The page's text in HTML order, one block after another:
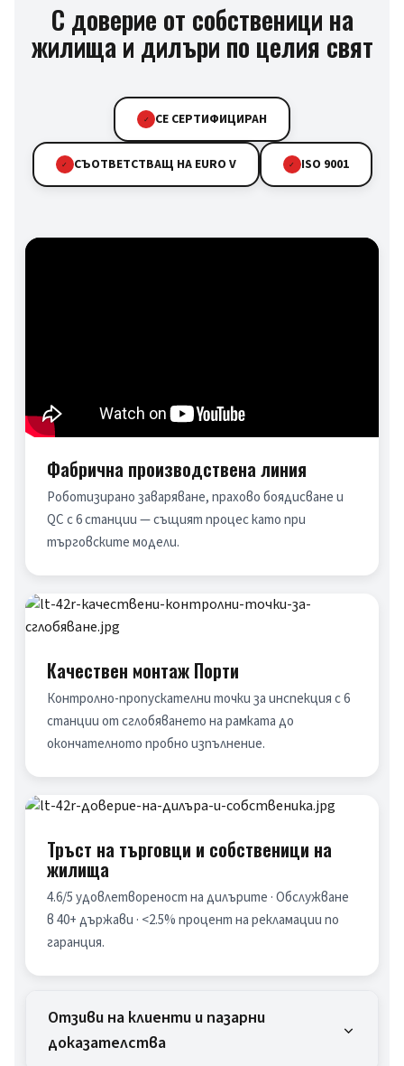
С доверие от собственици на
жилища и дилъри по целия свят
✓ CE СЕРТИФИЦИРАН
✓ СЪОТВЕТСТВАЩ НА EURO V ✓ ISO 9001
Фабрична производствена линия
Роботизирано заваряване, прахово боядисване и
QC с 6 станции — същият процес като при
търговските модели.
Качествен монтаж Порти
Контролно-пропускателни точки за инспекция с 6
станции от сглобяването на рамката до
окончателното пробно изпълнение.
Тръст на търговци и собственици на
жилища
4.6/5 удовлетвореност на дилърите · Обслужване
в 40+ държави · <2.5% процент на рекламации по
гаранция.
Отзиви на клиенти и пазарни
доказателства